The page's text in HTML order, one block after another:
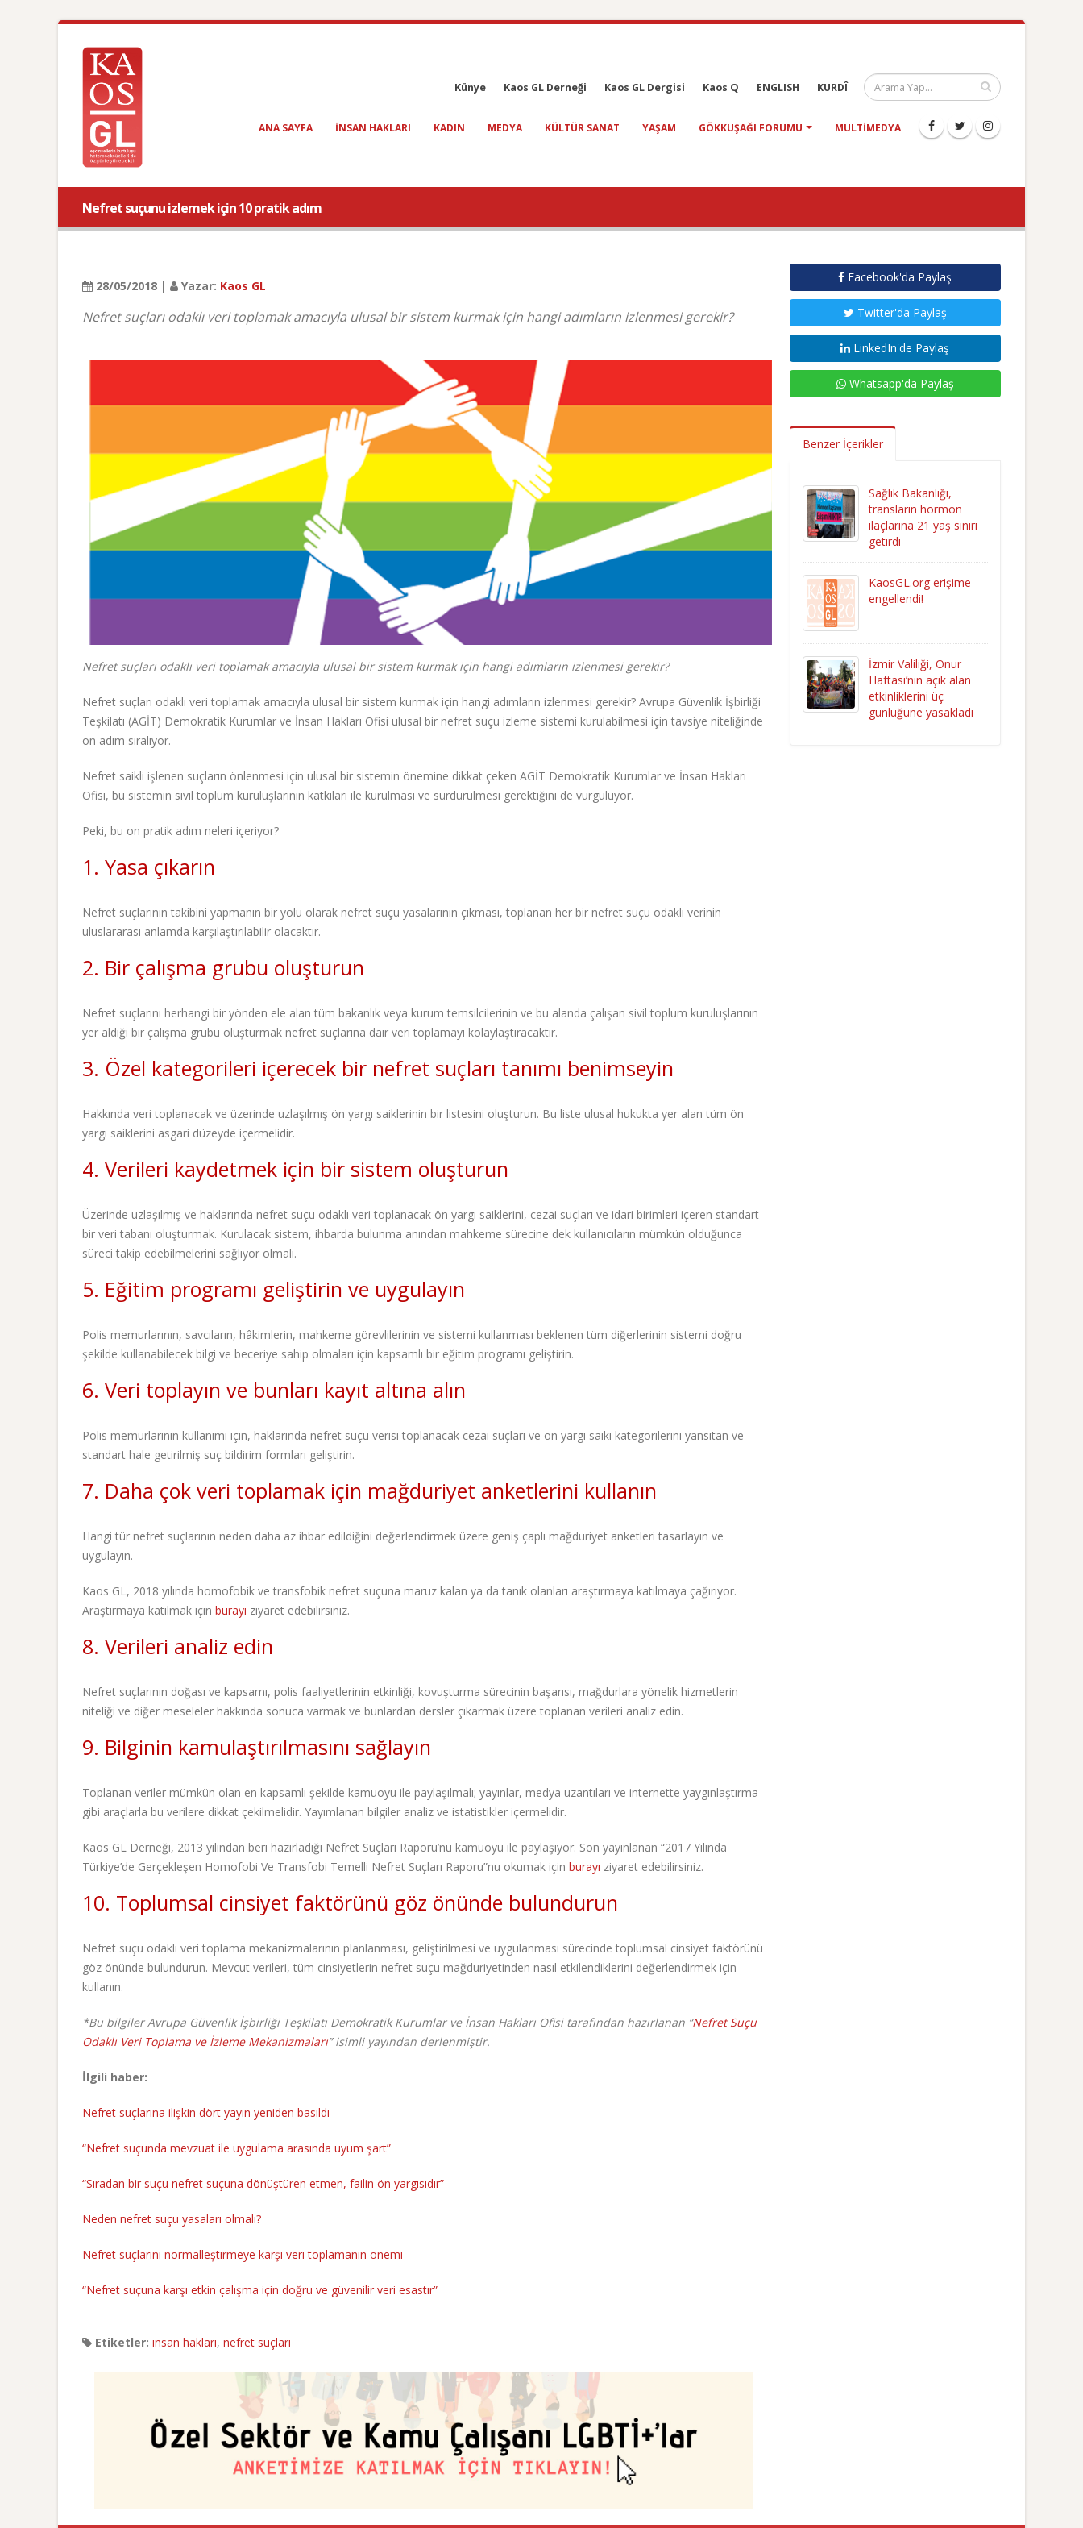
Künye Kaos GL Derneği Kaos GL Dergisi Kaos Q ENGLISH KURDÎ
ANA SAYFA INSAN HAKLARI KADIN MEDYA KÜLTÜR SANAT YAŞAM GÖKKUŞAĞI FORUMU MULTIMEDYA
Nefret suçunu izlemek için 10 pratik adım
28/05/2018 | Yazar: Kaos GL
Nefret suçları odaklı veri toplamak amacıyla ulusal bir sistem kurmak için hangi adımların izlenmesi gerekir?
Nefret suçları odaklı veri toplamak amacıyla ulusal bir sistem kurmak için hangi adımların izlenmesi gerekir?
Nefret suçları odaklı veri toplamak amacıyla ulusal bir sistem kurmak için hangi adımların izlenmesi gerekir? Avrupa Güvenlik İşbirliği
Teşkilatı (AGİT) Demokratik Kurumlar ve İnsan Hakları Ofisi ulusal bir nefret suçu izleme sistemi kurulabilmesi için tavsiye niteliğinde
on adım sıralıyor.
Nefret saikli işlenen suçların önlenmesi için ulusal bir sistemin önemine dikkat çeken AGİT Demokratik Kurumlar ve İnsan Hakları
Ofisi, bu sistemin sivil toplum kuruluşlarının katkıları ile kurulması ve sürdürülmesi gerektiğini de vurguluyor.
Peki, bu on pratik adım neleri içeriyor?
1. Yasa çıkarın
Nefret suçlarının takibini yapmanın bir yolu olarak nefret suçu yasalarının çıkması, toplanan her bir nefret suçu odaklı verinin
uluslararası anlamda karşılaştırılabilir olacaktır.
2. Bir çalışma grubu oluşturun
Nefret suçlarını herhangi bir yönden ele alan tüm bakanlık veya kurum temsilcilerinin ve bu alanda çalışan sivil toplum kuruluşlarının
yer aldığı bir çalışma grubu oluşturmak nefret suçlarına dair veri toplamayı kolaylaştıracaktır.
3. Özel kategorileri içerecek bir nefret suçları tanımı benimseyin
Hakkında veri toplanacak ve üzerinde uzlaşılmış ön yargı saiklerinin bir listesini oluşturun. Bu liste ulusal hukukta yer alan tüm ön
yargı saiklerini asgari düzeyde içermelidir.
4. Verileri kaydetmek için bir sistem oluşturun
Üzerinde uzlaşılmış ve haklarında nefret suçu odaklı veri toplanacak ön yargı saiklerini, cezai suçları ve idari birimleri içeren standart
bir veri tabanı oluşturmak. Kurulacak sistem, ihbarda bulunma anından mahkeme sürecine dek kullanıcıların mümkün olduğunca
süreci takip edebilmelerini sağlıyor olmalı.
5. Eğitim programı geliştirin ve uygulayın
Polis memurlarının, savcıların, hâkimlerin, mahkeme görevlilerinin ve sistemi kullanması beklenen tüm diğerlerinin sistemi doğru
şekilde kullanabilecek bilgi ve beceriye sahip olmaları için kapsamlı bir eğitim programı geliştirin.
6. Veri toplayın ve bunları kayıt altına alın
Polis memurlarının kullanımı için, haklarında nefret suçu verisi toplanacak cezai suçları ve ön yargı saiki kategorilerini yansıtan ve
standart hale getirilmiş suç bildirim formları geliştirin.
7. Daha çok veri toplamak için mağduriyet anketlerini kullanın
Hangi tür nefret suçlarının neden daha az ihbar edildiğini değerlendirmek üzere geniş çaplı mağduriyet anketleri tasarlayın ve
uygulayın.
Kaos GL, 2018 yılında homofobik ve transfobik nefret suçuna maruz kalan ya da tanık olanları araştırmaya katılmaya çağırıyor.
Araştırmaya katılmak için burayı ziyaret edebilirsiniz.
8. Verileri analiz edin
Nefret suçlarının doğası ve kapsamı, polis faaliyetlerinin etkinliği, kovuşturma sürecinin başarısı, mağdurlara yönelik hizmetlerin
niteliği ve diğer meseleler hakkında sonuca varmak ve bunlardan dersler çıkarmak üzere toplanan verileri analiz edin.
9. Bilginin kamulaştırılmasını sağlayın
Toplanan veriler mümkün olan en kapsamlı şekilde kamuoyu ile paylaşılmalı; yayınlar, medya uzantıları ve internette yaygınlaştırma
gibi araçlarla bu verilere dikkat çekilmelidir. Yayımlanan bilgiler analiz ve istatistikler içermelidir.
Kaos GL Derneği, 2013 yılından beri hazırladığı Nefret Suçları Raporu’nu kamuoyu ile paylaşıyor. Son yayınlanan “2017 Yılında
Türkiye’de Gerçekleşen Homofobi Ve Transfobi Temelli Nefret Suçları Raporu”nu okumak için burayı ziyaret edebilirsiniz.
10. Toplumsal cinsiyet faktörünü göz önünde bulundurun
Nefret suçu odaklı veri toplama mekanizmalarının planlanması, geliştirilmesi ve uygulanması sürecinde toplumsal cinsiyet faktörünü
göz önünde bulundurun. Mevcut verileri, tüm cinsiyetlerin nefret suçu mağduriyetinden nasıl etkilendiklerini değerlendirmek için
kullanın.
*Bu bilgiler Avrupa Güvenlik İşbirliği Teşkilatı Demokratik Kurumlar ve İnsan Hakları Ofisi tarafından hazırlanan “Nefret Suçu
Odaklı Veri Toplama ve İzleme Mekanizmaları” isimli yayından derlenmiştir.
İlgili haber:
Nefret suçlarına ilişkin dört yayın yeniden basıldı
“Nefret suçunda mevzuat ile uygulama arasında uyum şart”
“Sıradan bir suçu nefret suçuna dönüştüren etmen, failin ön yargısıdır”
Neden nefret suçu yasaları olmalı?
Nefret suçlarını normalleştirmeye karşı veri toplamanın önemi
“Nefret suçuna karşı etkin çalışma için doğru ve güvenilir veri esastır”
Etiketler: insan hakları, nefret suçları
Facebook'da Paylaş
Twitter'da Paylaş
LinkedIn'de Paylaş
Whatsapp'da Paylaş
Benzer İçerikler
Sağlık Bakanlığı,
transların hormon
ilaçlarına 21 yaş sınırı
getirdi
KaosGL.org erişime
engellendi!
İzmir Valiliği, Onur
Haftası’nın açık alan
etkinliklerini üç
günlüğüne yasakladı